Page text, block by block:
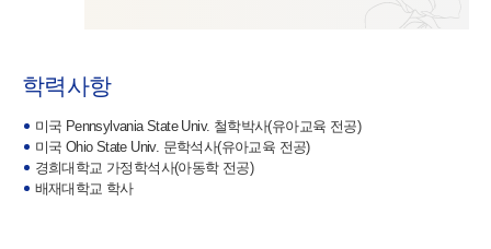
학력사항
미국 Pennsylvania State Univ. 철학박사(유아교육 전공)
미국 Ohio State Univ. 문학석사(유아교육 전공)
경희대학교 가정학석사(아동학 전공)
배재대학교 학사